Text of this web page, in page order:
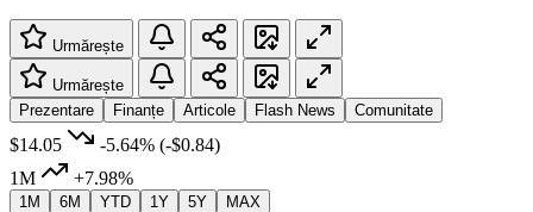
Urmărește
Urmărește
Prezentare
Finanțe Articole Flash News Comunitate
$14.05 -5.64% (-$0.84)
1M
+7.98%
1M 6M YTD 1Y 5Y MAX